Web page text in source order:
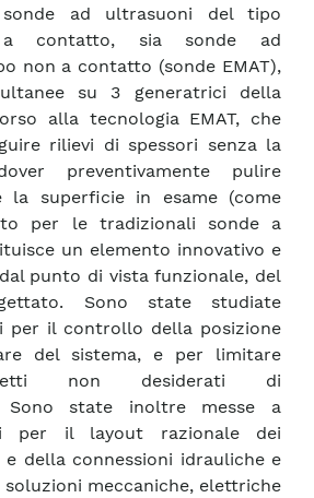
ad ultrasuoni del tipo
a contatto, sia sonde ad
non a contatto (sonde EMAT),
su 3 generatrici della
alla tecnologia EMAT, che
rilievi di spessori senza la
preventivamente pulire
la superficie in esame (come
per le tradizionali sonde a
un elemento innovativo e
punto di vista funzionale, del
Sono state studiate
per il controllo della posizione
del sistema, e per limitare
non desiderati di
Sono state inoltre messe a
per il layout razionale dei
della connessioni idrauliche e
soluzioni meccaniche, elettriche